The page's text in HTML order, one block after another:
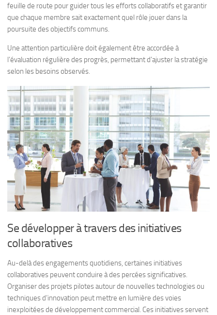
feuille de route pour guider tous les efforts collaboratifs et garantir
que chaque membre sait exactement quel rôle jouer dans la
poursuite des objectifs communs.
Une attention particulière doit également être accordée à
l’évaluation régulière des progrès, permettant d’ajuster la stratégie
selon les besoins observés.
Se développer à travers des initiatives
collaboratives
Au-delà des engagements quotidiens, certaines initiatives
collaboratives peuvent conduire à des percées significatives.
Organiser des projets pilotes autour de nouvelles technologies ou
techniques d’innovation peut mettre en lumière des voies
inexploitées de développement commercial. Ces initiatives servent